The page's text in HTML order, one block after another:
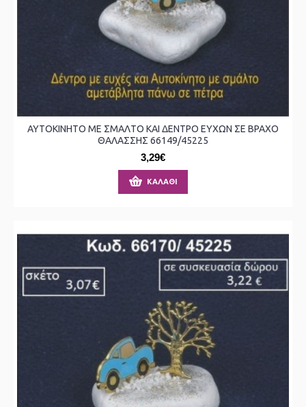
ΑΥΤΟΚΙΝΗΤΟ ΜΕ ΣΜΑΛΤΟ ΚΑΙ ΔΕΝΤΡΟ ΕΥΧΩΝ ΣΕ ΒΡΑΧΟ
ΘΑΛΑΣΣΗΣ 66149/45225
3,29€
ΚΑΛΆΘΙ